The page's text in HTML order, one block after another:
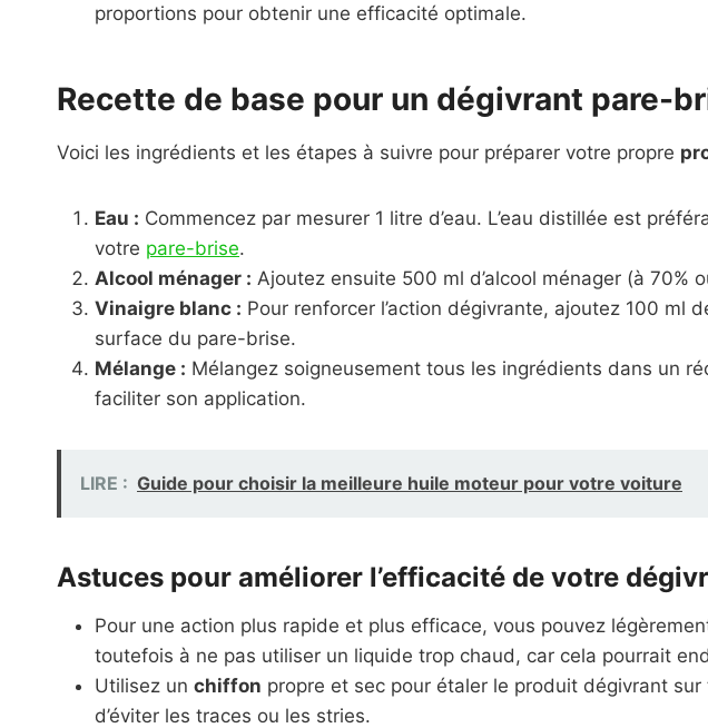
proportions pour obtenir une efficacité optimale.
Recette de base pour un dégivrant pare-
Voici les ingrédients et les étapes à suivre pour préparer votre propre
Eau : Commencez par mesurer 1 litre d’eau. L’eau distillée est
votre pare-brise.
Alcool ménager : Ajoutez ensuite 500 ml d’alcool ménager (à
Vinaigre blanc : Pour renforcer l’action dégivrante, ajoutez 100 ml
surface du pare-brise.
Mélange : Mélangez soigneusement tous les ingrédients dans un
faciliter son application.
LIRE : Guide pour choisir la meilleure huile moteur pour votre voiture
Astuces pour améliorer l’efficacité de votre
Pour une action plus rapide et plus efficace, vous pouvez
toutefois à ne pas utiliser un liquide trop chaud, car cela pourrait
Utilisez un chiffon propre et sec pour étaler le produit dégivrant
d’éviter les traces ou les stries.